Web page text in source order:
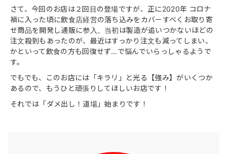
さて、今回のお店は２回目の登場ですが、正に2020年 コロナ
禍に入った頃に飲食店経営の落ち込みをカバーすべくお取り寄
せ商品を開発し通販に参入。当初は製造が追いつかないほどの
注文殺到もあったのが、最近はすっかり注文も減ってしまい、
かといって飲食の方も回復せず…で悩んでいらっしゃるようで
す。
でもでも、このお店には「キラリ」と光る【強み】がいくつか
あるので、もうひと頑張りしてほしいお店です！
それでは「ダメ出し！道場」始まりです！